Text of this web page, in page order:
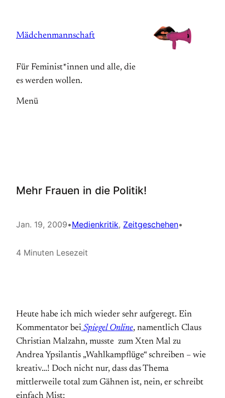
springen
Mädchenmannschaft
Für Feminist*innen und alle, die
es werden wollen.
Menü
Mehr Frauen in die Politik!
Jan. 19, 2009•Medienkritik, Zeitgeschehen•
4 Minuten Lesezeit
Heute habe ich mich wieder sehr aufgeregt. Ein
Kommentator bei Spiegel Online, namentlich Claus
Christian Malzahn, musste zum Xten Mal zu
Andrea Ypsilantis „Wahlkampflüge“ schreiben – wie
kreativ…! Doch nicht nur, dass das Thema
mittlerweile total zum Gähnen ist, nein, er schreibt
einfach Mist: